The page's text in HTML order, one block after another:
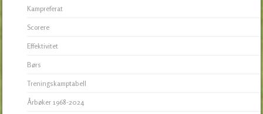
Kampreferat
Scorere
Effektivitet
Børs
Treningskamptabell
Årbøker 1968-2024